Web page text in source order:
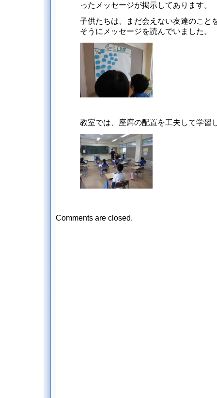
ったメッセージが掲示してあります。
子供たちは、まだ会えない友達のこと
そうにメッセージを読んでいました。
教室では、座席の配置を工夫して学習
Comments are closed.